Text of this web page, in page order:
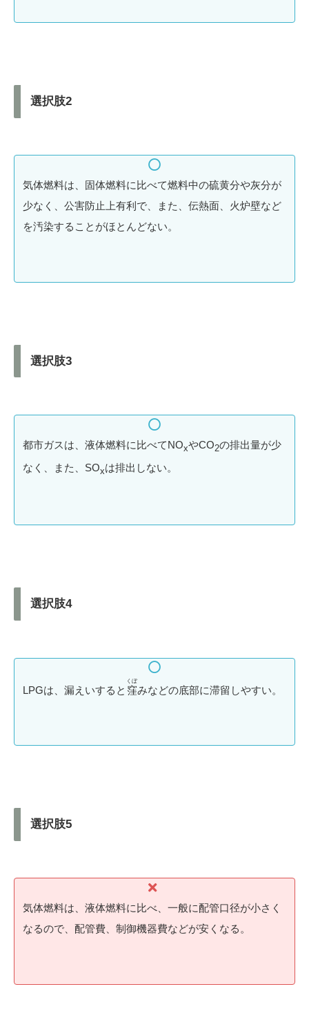
選択肢2
気体燃料は、固体燃料に比べて燃料中の硫黄分や灰分が
少なく、公害防止上有利で、また、伝熱面、火炉壁など
を汚染することがほとんどない。
選択肢3
都市ガスは、液体燃料に比べてNOxやCO2の排出量が少
なく、また、SOxは排出しない。
選択肢4
LPGは、漏えいすると 窪
くぼ
みなどの底部に滞留しやすい。
選択肢5
気体燃料は、液体燃料に比べ、一般に配管口径が小さく
なるので、配管費、制御機器費などが安くなる。